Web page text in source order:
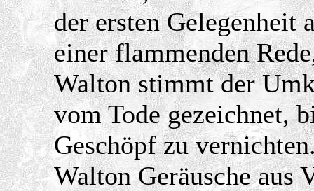
der ersten Gelegenheit
einer flammenden
Walton stimmt der
vom Tode gezeichnet,
Geschöpf zu
Walton Geräusche